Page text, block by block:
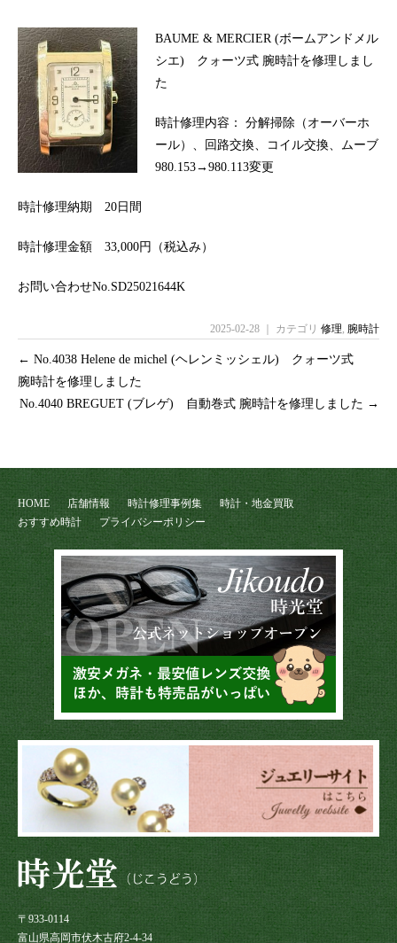
BAUME & MERCIER (ボームアンドメル
シエ) クォーツ式 腕時計を修理しまし
た
時計修理内容： 分解掃除（オーバーホ
ール）、回路交換、コイル交換、ムーブ
980.153→980.113変更
時計修理納期 20日間
時計修理金額 33,000円（税込み）
お問い合わせNo.SD25021644K
2025-02-28 ｜ カテゴリ 修理, 腕時計
← No.4038 Helene de michel (ヘレンミッシェル) クォーツ式
腕時計を修理しました
No.4040 BREGUET (ブレゲ) 自動巻式 腕時計を修理しました →
HOME 店舗情報 時計修理事例集
時計・地金買取
おすすめ時計
プライバシーポリシー
〒933-0114
富山県高岡市伏木古府2-4-34